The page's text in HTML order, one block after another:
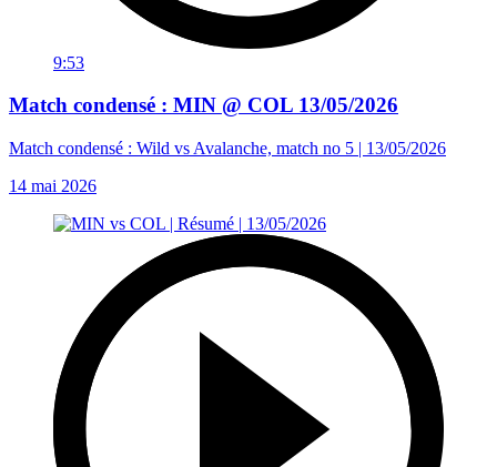
9:53
Match condensé : MIN @ COL 13/05/2026
Match condensé : Wild vs Avalanche, match no 5 | 13/05/2026
14 mai 2026